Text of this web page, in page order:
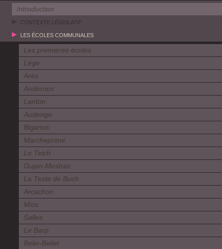
Introduction
CONTEXTE LÉGISLATIF
LES ÉCOLES COMMUNALES
Les premières écoles
Lège
Arès
Andernos
Lanton
Audenge
Biganos
Marcheprime
Le Teich
Gujan-Mestras
La Teste de Buch
Arcachon
Mios
Salles
Le Barp
Belin-Beliet